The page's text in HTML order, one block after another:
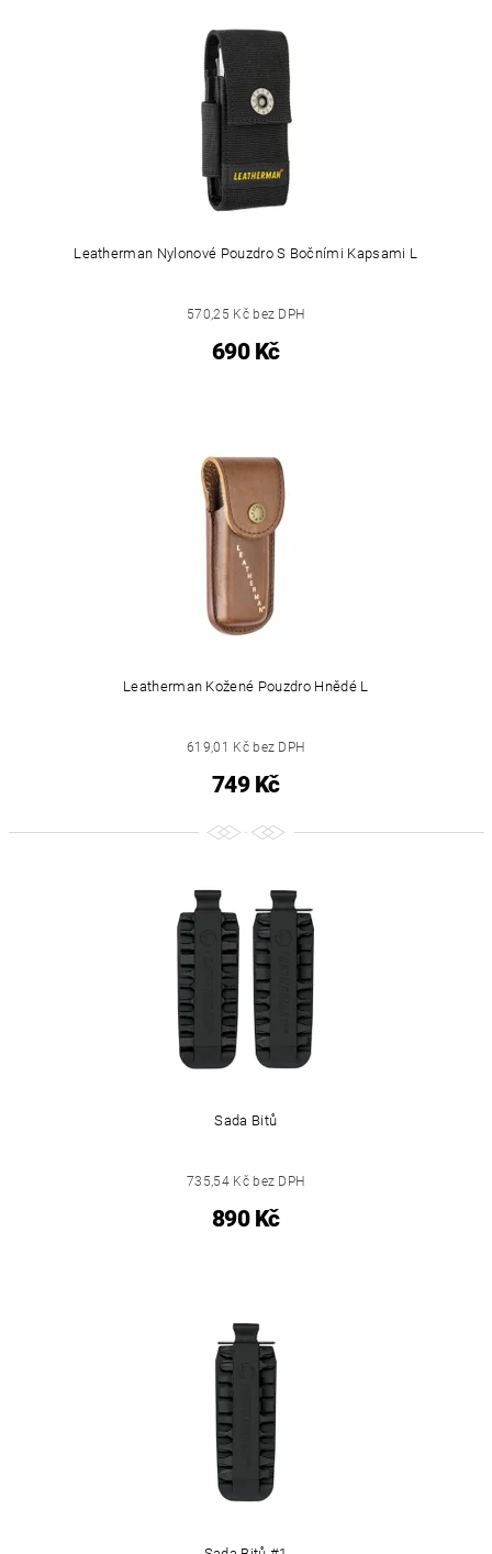
Leatherman Nylonové Pouzdro S Bočními Kapsami L
570,25 Kč bez DPH
690 Kč
Leatherman Kožené Pouzdro Hnědé L
619,01 Kč bez DPH
749 Kč
Sada Bitů
735,54 Kč bez DPH
890 Kč